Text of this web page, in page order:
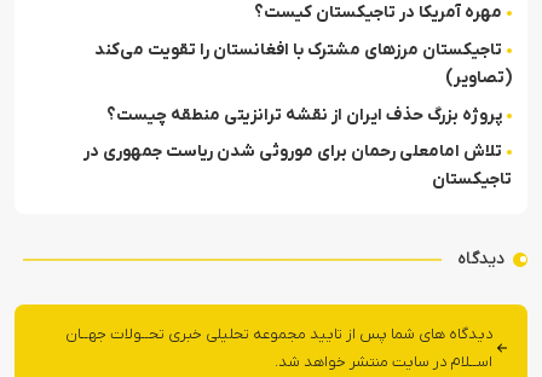
مهره آمریکا در تاجیکستان کیست؟
تاجیکستان مرزهای مشترک با افغانستان را تقویت می‌کند
(تصاویر)
پروژه بزرگ حذف ایران از نقشه ترانزیتی منطقه چیست؟
تلاش امامعلی رحمان برای موروثی شدن ریاست جمهوری در
تاجیکستان
دیدگاه
دیدگاه های شما پس از تایید مجموعه تحلیلی خبری تحــولات جهــان
اســلام در سایت منتشر خواهد شد.